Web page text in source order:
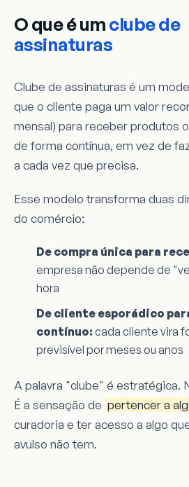
O que é umclube de
assinaturas
Clube de assinaturas é um
que o cliente paga um valor
mensal) para receber produtos
de forma contínua, em vez de
a cada vez que precisa.
Esse modelo transforma duas
do comércio:
De compra única para
empresa não depende de
hora
De cliente esporádico
contínuo: cada cliente vira
previsível por meses ou anos
A palavra "clube" é estratégica.
É a sensação de pertencer a
curadoria e ter acesso a algo
avulso não tem.